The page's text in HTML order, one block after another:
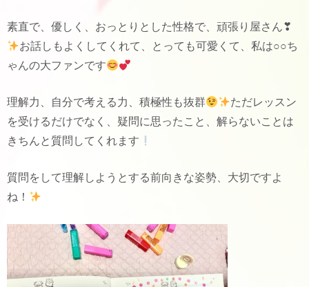
素直で、優しく、おっとりとした性格で、頑張り屋さん❣
お話しもよくしてくれて、とっても可愛くて、私は○○ち
ゃんの大ファンです
理解力、自分で考える力、積極性も抜群
ただレッスン
を受けるだけでなく、疑問に思ったこと、解らないことは
きちんと質問してくれます
質問をして理解しようとする前向きな姿勢、大切ですよ
ね！